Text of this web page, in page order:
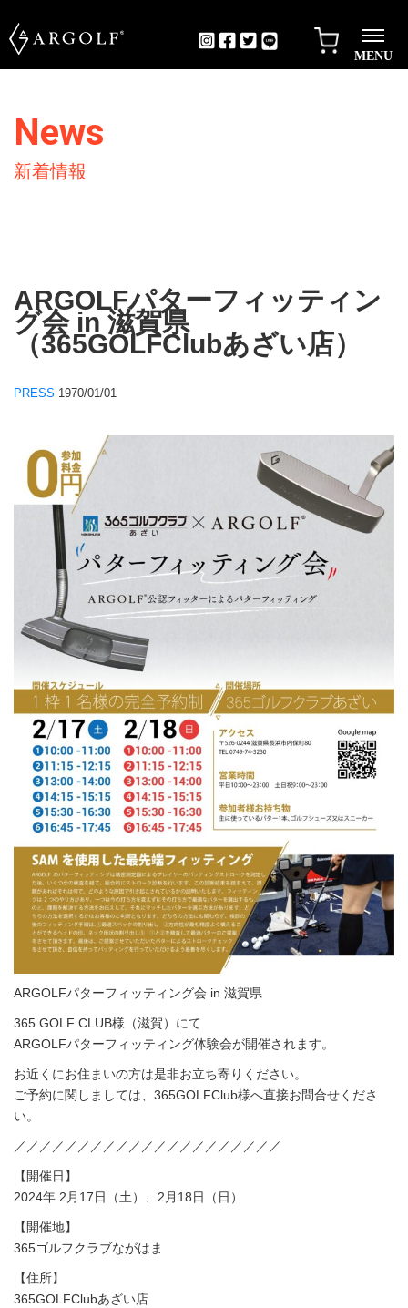
MENU
News
新着情報
ARGOLFパターフィッティン
グ会 in 滋賀県
（365GOLFClubあざい店）
PRESS 1970/01/01
ARGOLFパターフィッティング会 in 滋賀県
365 GOLF CLUB様（滋賀）にて
ARGOLFパターフィッティング体験会が開催されます。
お近くにお住まいの方は是非お立ち寄りください。
ご予約に関しましては、365GOLFClub様へ直接お問合せくださ
い。
／／／／／／／／／／／／／／／／／／／／／
【開催日】
2024年 2月17日（土）、2月18日（日）
【開催地】
365ゴルフクラブながはま
【住所】
365GOLFClubあざい店